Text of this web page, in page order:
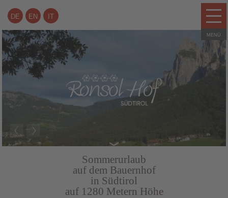
DE EN IT
Sommerurlaub
auf dem Bauernhof
in Südtirol
auf 1280 Metern Höhe